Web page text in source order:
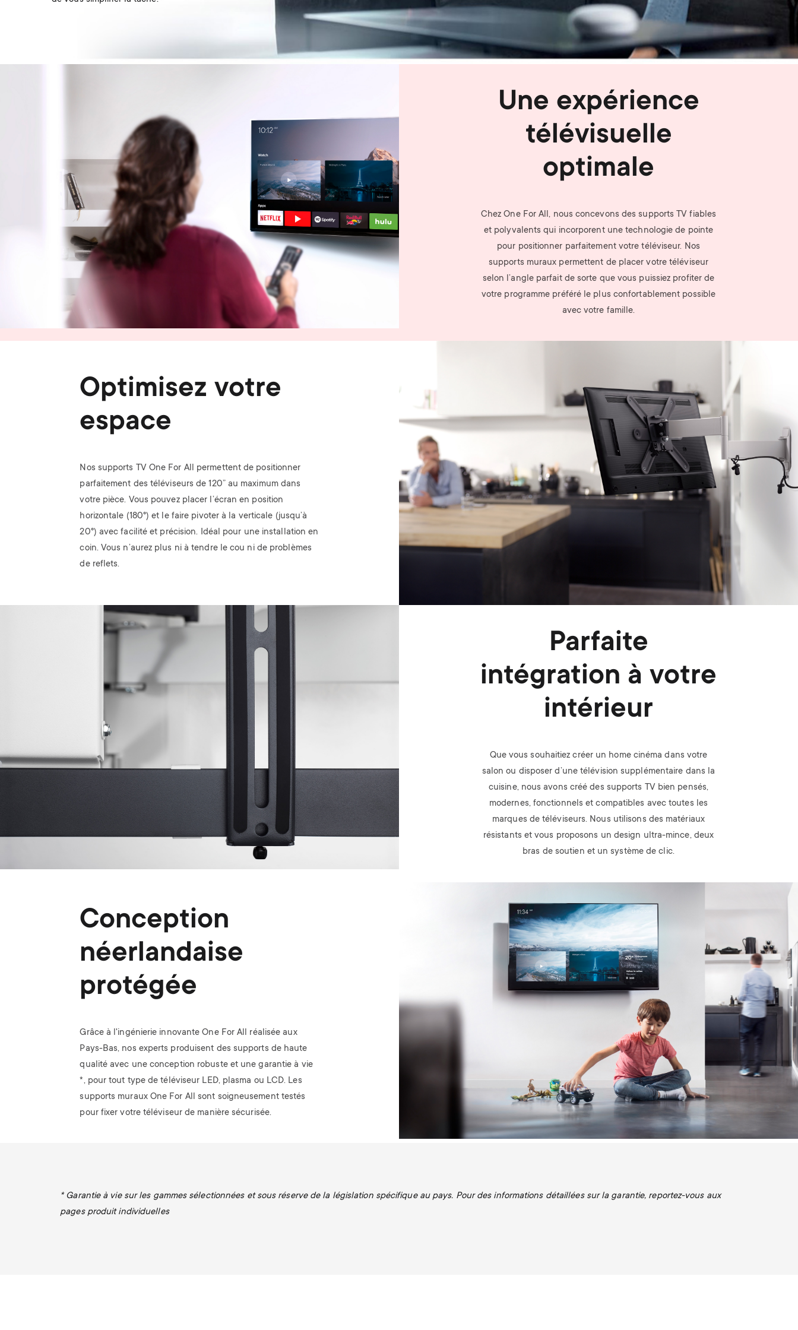
n
u
u
Une expérience
télévisuelle
optimale
Chez One For All, nous concevons des supports TV fiables
et polyvalents qui incorporent une technologie de pointe
pour positionner parfaitement votre téléviseur. Nos
supports muraux permettent de placer votre téléviseur
selon l’angle parfait de sorte que vous puissiez profiter de
votre programme préféré le plus confortablement possible
avec votre famille.
Optimisez votre
espace
Nos supports TV One For All permettent de positionner
parfaitement des téléviseurs de 120” au maximum dans
votre pièce. Vous pouvez placer l’écran en position
horizontale (180°) et le faire pivoter à la verticale (jusqu’à
20°) avec facilité et précision. Idéal pour une installation en
coin. Vous n’aurez plus ni à tendre le cou ni de problèmes
de reflets.
Parfaite
intégration à votre
intérieur
Que vous souhaitiez créer un home cinéma dans votre
salon ou disposer d’une télévision supplémentaire dans la
cuisine, nous avons créé des supports TV bien pensés,
modernes, fonctionnels et compatibles avec toutes les
marques de téléviseurs. Nous utilisons des matériaux
résistants et vous proposons un design ultra-mince, deux
bras de soutien et un système de clic.
Conception
néerlandaise
protégée
Grâce à l'ingénierie innovante One For All réalisée aux
Pays-Bas, nos experts produisent des supports de haute
qualité avec une conception robuste et une garantie à vie
*, pour tout type de téléviseur LED, plasma ou LCD. Les
supports muraux One For All sont soigneusement testés
pour fixer votre téléviseur de manière sécurisée.
* Garantie à vie sur les gammes sélectionnées et sous réserve de la législation spécifique au pays. Pour des informations détaillées sur la garantie, reportez-vous aux
pages produit individuelles